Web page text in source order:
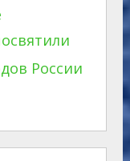
России